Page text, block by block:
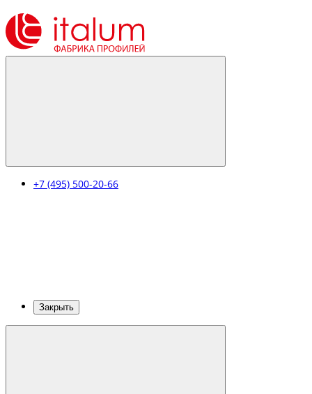
+7 (495) 500-20-66
Закрыть